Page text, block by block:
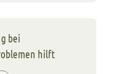
bei
hilft